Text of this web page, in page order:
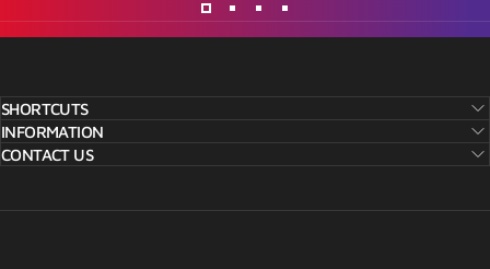
SHORTCUTS
INFORMATION
CONTACT US